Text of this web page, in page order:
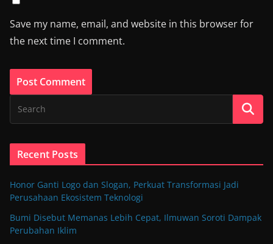
Save my name, email, and website in this browser for
the next time I comment.
Recent Posts
Honor Ganti Logo dan Slogan, Perkuat Transformasi Jadi
Perusahaan Ekosistem Teknologi
Bumi Disebut Memanas Lebih Cepat, Ilmuwan Soroti Dampak
Perubahan Iklim